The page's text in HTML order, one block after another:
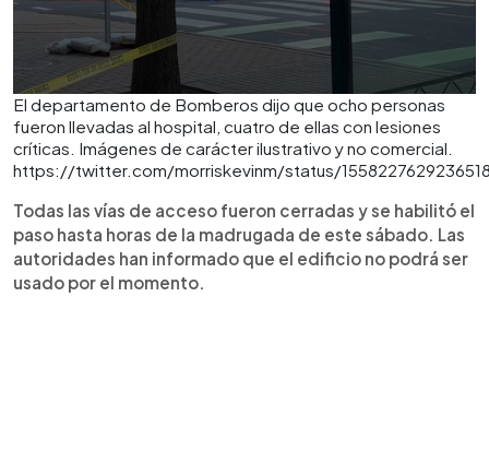
El departamento de Bomberos dijo que ocho personas
fueron llevadas al hospital, cuatro de ellas con lesiones
críticas. Imágenes de carácter ilustrativo y no comercial.
https://twitter.com/morriskevinm/status/
Todas las vías de acceso fueron cerradas y se habilitó el
paso hasta horas de la madrugada de este sábado. Las
autoridades han informado que el edificio no podrá ser
usado por el momento.